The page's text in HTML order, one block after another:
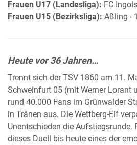
Frauen U17 (Landesliga): FC
Frauen U15 (Bezirksliga): Aßling -
Heute vor 36 Jahren…
Trennt sich der TSV 1860 am 11.
Schweinfurt 05 (mit Werner Lorant
rund 40.000 Fans im Grünwalder
in Tränen aus. Die Wettberg-Elf
Unentschieden die Aufstiegsrunde.
dieses Duell bis heute eines der